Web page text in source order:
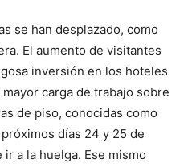
se han desplazado, como
El aumento de visitantes
inversión en los hoteles
carga de trabajo sobre
de piso, conocidas como
días 24 y 25 de
a la huelga. Ese mismo